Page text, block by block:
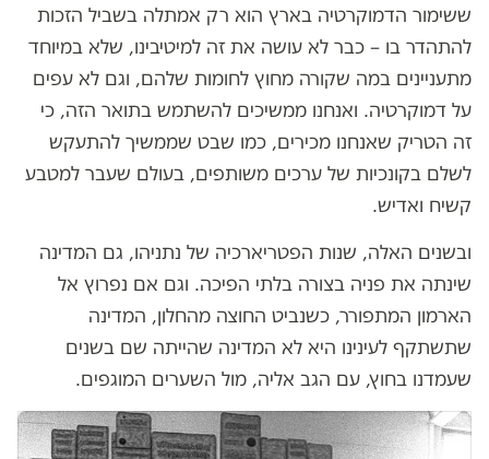
ששימור הדמוקרטיה בארץ הוא רק אמתלה בשביל הזכות
להתהדר בו – כבר לא עושה את זה למיטיבינו, שלא במיוחד
מתעניינים במה שקורה מחוץ לחומות שלהם, וגם לא עפים
על דמוקרטיה. ואנחנו ממשיכים להשתמש בתואר הזה, כי
זה הטריק שאנחנו מכירים, כמו שבט שממשיך להתעקש
לשלם בקונכיות של ערכים משותפים, בעולם שעבר למטבע
קשיח ואדיש.
ובשנים האלה, שנות הפטריארכיה של נתניהו, גם המדינה
שינתה את פניה בצורה בלתי הפיכה. וגם אם נפרוץ אל
הארמון המתפורר, כשנביט החוצה מהחלון, המדינה
שתשתקף לעינינו היא לא המדינה שהייתה שם בשנים
שעמדנו בחוץ, עם הגב אליה, מול השערים המוגפים.